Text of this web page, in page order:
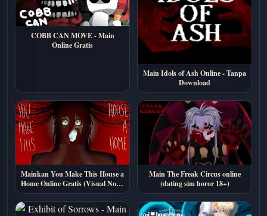
COBB CAN MOVE - Main
Online Gratis
Main Idols of Ash Online - Tanpa
Download
Mainkan You Make This House a
Home Online Gratis (Visual Novel
Horor Psikologis)
Main The Freak Circus online
(dating sim horor 18+)